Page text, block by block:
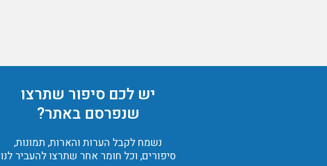
יש לכם סיפור שתרצו
שנפרסם באתר?
נשמח לקבל הערות והארות, תמונות,
סיפורים, וכל חומר אחר שתרצו להעביר לנו